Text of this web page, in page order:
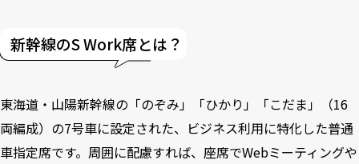
新幹線のS Work席とは？
東海道・山陽新幹線の「のぞみ」「ひかり」「こだま」（16
両編成）の7号車に設定された、ビジネス利用に特化した普通
車指定席です。周囲に配慮すれば、座席でWebミーティングや